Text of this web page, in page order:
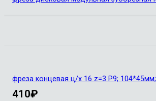
фреза концевая ц/х 16 z=3 Р9;
410₽